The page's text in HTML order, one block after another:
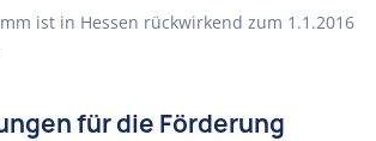
ist in Hessen rückwirkend zum 1.1.2016
für die Förderung